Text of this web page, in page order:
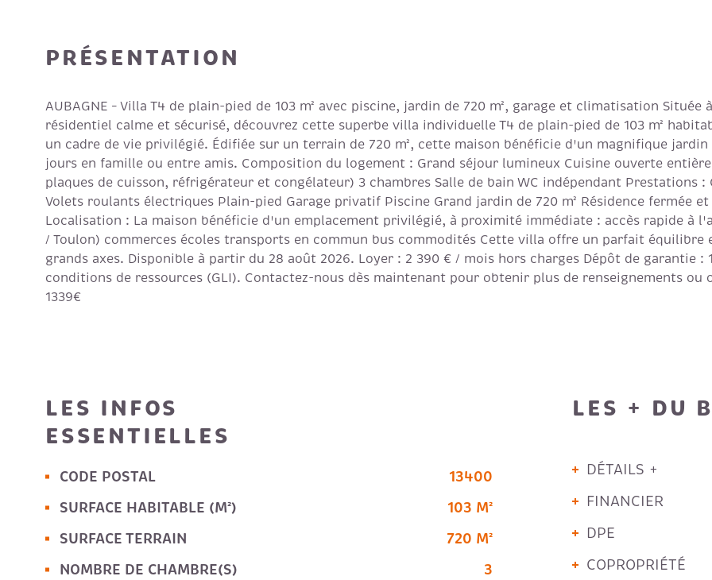
PRÉSENTATION
AUBAGNE – Villa T4 de plain-pied de 103 m² avec piscine, jardin de 720 m², garage et climatisation
résidentiel calme et sécurisé, découvrez cette superbe villa individuelle T4 de plain-pied de 103 m²
un cadre de vie privilégié. Édifiée sur un terrain de 720 m², cette maison bénéficie d'un magnifique
jours en famille ou entre amis. Composition du logement : Grand séjour lumineux Cuisine ouverte
plaques de cuisson, réfrigérateur et congélateur) 3 chambres Salle de bain WC indépendant Prestations
Volets roulants électriques Plain-pied Garage privatif Piscine Grand jardin de 720 m² Résidence fermée
Localisation : La maison bénéficie d'un emplacement privilégié, à proximité immédiate : accès rapide à
/ Toulon) commerces écoles transports en commun bus commodités Cette villa offre un parfait
grands axes. Disponible à partir du 28 août 2026. Loyer : 2 390 € / mois hors charges Dépôt de garantie :
conditions de ressources (GLI). Contactez-nous dès maintenant pour obtenir plus de renseignements ou
1339€
LES INFOS
ESSENTIELLES
Caractérisque Valeurs
CODE POSTAL
13400
SURFACE HABITABLE (M²)
103 M²
SURFACE TERRAIN
720 M²
NOMBRE DE CHAMBRE(S)
3
LES + DU
DÉTAILS +
FINANCIER
DPE
COPROPRIÉTÉ